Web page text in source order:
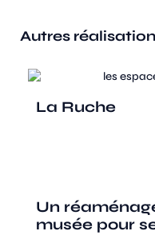
Autres
La Ruche
Un
musée pour